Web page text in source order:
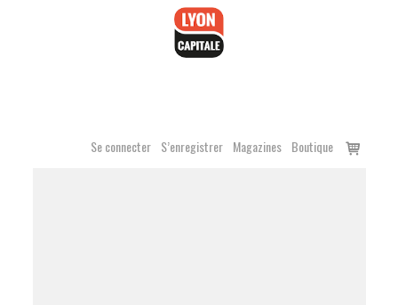
Se connecter S’enregistrer Magazines Boutique
Voir